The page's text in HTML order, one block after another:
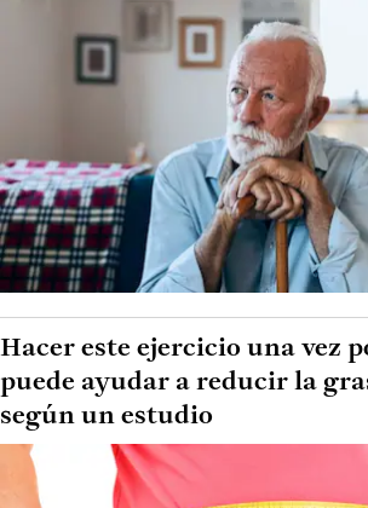
Hacer este ejercicio una vez
puede ayudar a reducir la
según un estudio